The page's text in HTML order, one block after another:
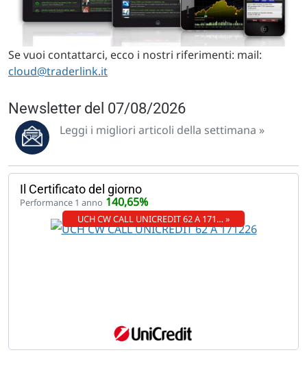
Se vuoi contattarci, ecco i nostri riferimenti: mail:
cloud@traderlink.it
Newsletter del 07/08/2026
Leggi i migliori articoli della settimana »
Il Certificato del giorno
Performance 1 anno 140,65%
UCH CW CALL UNICREDIT 62 A 171… »